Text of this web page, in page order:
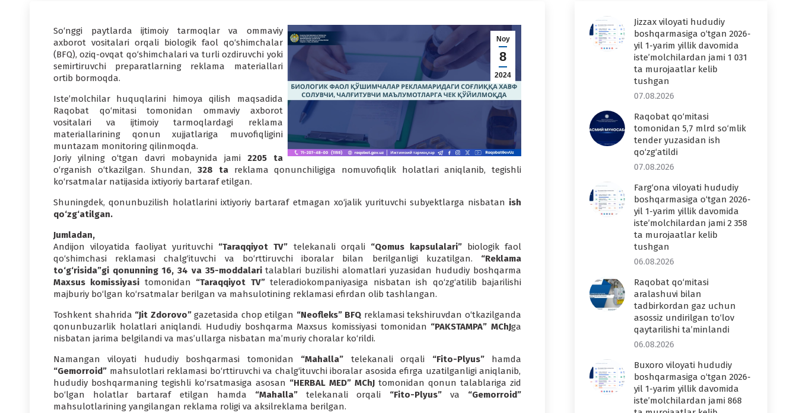
Noy
8
2024
So‘nggi paytlarda ijtimoiy tarmoqlar va ommaviy
axborot vositalari orqali biologik faol qo‘shimchalar
(BFQ), oziq-ovqat qo‘shimchalari va turli ozdiruvchi yoki
semirtiruvchi preparatlarning reklama materiallari
ortib bormoqda.
Iste’molchilar huquqlarini himoya qilish maqsadida
Raqobat qo‘mitasi tomonidan ommaviy axborot
vositalari va ijtimoiy tarmoqlardagi reklama
materiallarining qonun xujjatlariga muvofiqligini
muntazam monitoring qilinmoqda.
Joriy yilning o‘tgan davri mobaynida jami2205 ta
o‘rganish o‘tkazilgan. Shundan,328 tareklama qonunchiligiga nomuvofiqlik holatlari aniqlanib, tegishli
ko‘rsatmalar natijasida ixtiyoriy bartaraf etilgan.
Shuningdek, qonunbuzilish holatlarini ixtiyoriy bartaraf etmagan xo‘jalik yurituvchi subyektlarga nisbatan ish
qo‘zg‘atilgan.
Jumladan,
Andijon viloyatida faoliyat yurituvchi “Taraqqiyot TV” telekanali orqali “Qomus kapsulalari”biologik faol
qo‘shimchasi reklamasi chalg‘ituvchi va bo‘rttiruvchi iboralar bilan berilganligi kuzatilgan. “Reklama
to‘g‘risida”gi qonunning 16, 34 va 35-moddalaritalablari buzilishi alomatlari yuzasidan hududiy boshqarma
Maxsus komissiyasi tomonidan “Taraqqiyot TV”teleradiokompaniyasiga nisbatan ish qo‘zg‘atilib bajarilishi
majburiy bo‘lgan ko‘rsatmalar berilgan va mahsulotining reklamasi efirdan olib tashlangan.
Toshkent shahrida “Jit Zdorovo”gazetasida chop etilgan “Neofleks” BFQ reklamasi tekshiruvdan o‘tkazilganda
qonunbuzarlik holatlari aniqlandi. Hududiy boshqarma Maxsus komissiyasi tomonidan “PAKSTAMPA” MChJga
nisbatan jarima belgilandi va mas’ullarga nisbatan ma’muriy choralar ko‘rildi.
Namangan viloyati hududiy boshqarmasi tomonidan “Mahalla” telekanali orqali “Fito-Plyus”hamda
“Gemorroid” mahsulotlari reklamasi bo‘rttiruvchi va chalg‘ituvchi iboralar asosida efirga uzatilganligi aniqlanib,
hududiy boshqarmaning tegishli ko‘rsatmasiga asosan “HERBAL MED” MChJ tomonidan qonun talablariga zid
bo‘lgan holatlar bartaraf etilgan hamda “Mahalla” telekanali orqali “Fito-Plyus”va “Gemorroid”
mahsulotlarining yangilangan reklama roligi va aksilreklama berilgan.
Jizzax viloyati hududiy
boshqarmasiga o‘tgan 2026-
yil 1-yarim yillik davomida
iste’molchilardan jami 1 031
ta murojaatlar kelib
tushgan
07.08.2026
Raqobat qo‘mitasi
tomonidan 5,7 mlrd so‘mlik
tender yuzasidan ish
qo‘zg‘atildi
07.08.2026
Farg‘ona viloyati hududiy
boshqarmasiga o‘tgan 2026-
yil 1-yarim yillik davomida
iste’molchilardan jami 2 358
ta murojaatlar kelib
tushgan
06.08.2026
Raqobat qo‘mitasi
aralashuvi bilan
tadbirkordan gaz uchun
asossiz undirilgan to‘lov
qaytarilishi ta’minlandi
06.08.2026
Buxoro viloyati hududiy
boshqarmasiga o‘tgan 2026-
yil 1-yarim yillik davomida
iste’molchilardan jami 868